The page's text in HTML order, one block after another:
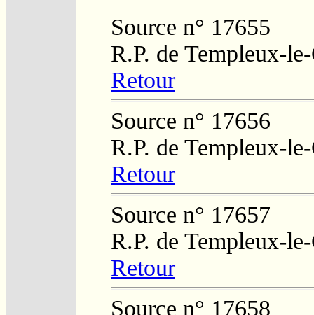
Source n° 17655
R.P. de Templeux-
Retour
Source n° 17656
R.P. de Templeux-
Retour
Source n° 17657
R.P. de Templeux-
Retour
Source n° 17658